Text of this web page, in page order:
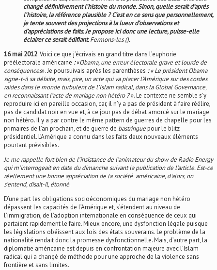
changé définitivement l’histoire du monde. Sinon, quelle serait d’après
l’histoire, la référence plausible ? C’est en ce sens que personnellement,
je tente souvent des projections à la lueur d’observations et
d’appréciations de faits. Je propose ici donc une lecture, puisse-elle
éclairer ce serait édifiant.Fermons-les ().
16 mai 2012. Voici ce que j’écrivais en grand titre dans l’euphorie
préélectorale américaine :«Obama, une erreur électorale grave et lourde de
conséquences». Je poursuivais après les parenthèses : «Le président Obama
signe-t-il sa défaite, mais, pire, un acte qui va placer l’Amérique sur des cordes
raides dans le monde turbulent de l’Islam radical, dans la Global Governance,
en reconnaissant l’acte de mariage non hétéro ?». Le contexte ne semble s’y
reproduire ici en pareille occasion, car, il n’y a pas de président à faire réélire,
pas de candidat noir en vue et, à ce jour pas de débat amorcé sur le mariage
non hétéro. Il y a par contre le même pattern de guerres de chapelle pour les
primaires de l’an prochain, et de guerre de bastringuepour le blitz
présidentiel. L’Amérique a connu dans les faits deux nouveaux éléments
pourtant prévisibles.
Je me rappelle fort bien de l’insistance de l’animateur du show de Radio Energy
qui m’interrogeait en date du dimanche suivant la publication de l’article. Est-ce
réellement une bonne appréciation de la société américaine, d’alors, on
s’entend, disait-il, étonné.
D’une part les obligations socioéconomiques du mariage non hétéro
dépassent les capacités de l’Amérique et, s’étendent au niveau de
l’immigration, de l’adoption internationale en conséquence de ceux qui
partaient rapidement le faire. Mieux encore, une dysfonction légale puisque
les législations obéissent aux lois des états souverains. Le problème de la
nationalité rendait donc la promesse dysfonctionnelle. Mais, d’autre part, la
diplomatie américaine est depuis en confrontation majeure avec l’Islam
radical qui a changé de méthode pour une approche de la violence sans
frontière et sans limites.